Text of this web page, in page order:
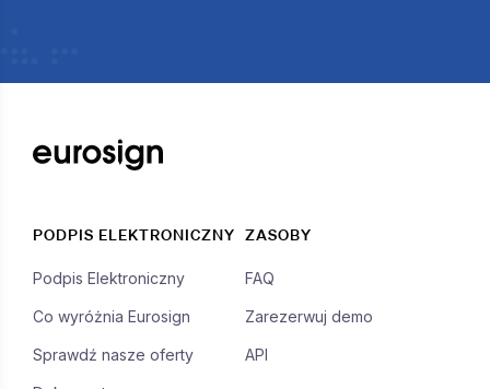
PODPIS ELEKTRONICZNY
Podpis Elektroniczny
Co wyróżnia Eurosign
Sprawdź nasze oferty
ZASOBY
FAQ
Zarezerwuj demo
API